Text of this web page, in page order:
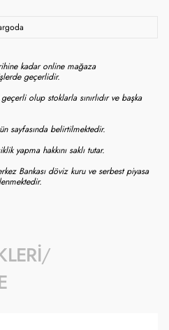
kadar online mağaza
geçerlidir.
olup stoklarla sınırlıdır ve başka
sayfasında belirtilmektedir.
yapma hakkını saklı tutar.
Bankası döviz kuru ve serbest piyasa